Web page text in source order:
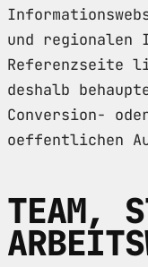
und
Referenzseite
deshalb
Conversion-
oeffentlichen
TEAM,